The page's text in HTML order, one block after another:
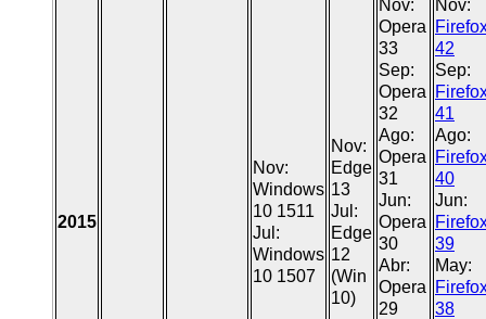
2015
Nov:
Windows
10 1511
Jul:
Windows
10 1507
Nov:
Edge
13
Jul:
Edge
12
(Win
10)
Nov:
Opera
33
Sep:
Opera
32
Ago:
Opera
31
Jun:
Opera
30
Abr:
Opera
29
Nov:
42
Sep:
41
Ago:
40
Jun:
39
May:
38